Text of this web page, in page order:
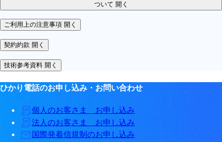
ついて 開く
ご利用上の注意事項 開く
契約約款 開く
技術参考資料 開く
ひかり電話のお申し込み・お問い合わせ
個人のお客さま お申し込み
法人のお客さま お申し込み
国際発着信規制のお申し込み